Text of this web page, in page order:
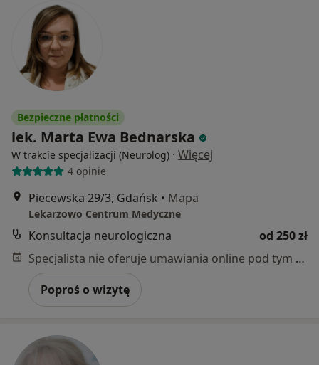
Bezpieczne płatności
lek. Marta Ewa Bednarska
W trakcie specjalizacji (Neurolog) · Więcej
4 opinie
Piecewska 29/3, Gdańsk • Mapa
Lekarzowo Centrum Medyczne
Konsultacja neurologiczna
od 250 zł
Specjalista nie oferuje umawiania online pod tym adresem.
Poproś o wizytę